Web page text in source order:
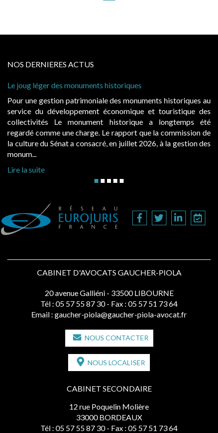
NOS DERNIERES ACTUS
historiques au
touristique des
longtemps été
la commission de
à la gestion des
Cabines de plage : le juge admet des
Evocatrices des bains de mer, les
également un beau sujet domanial.
public, elles donnent lieu au paiement
d’occupation. Saisies par des occupants
CABINET D'AVOCATS GAUCHER-PIOLA
20 avenue Galliéni - 33500 LIBOURNE
Tél : 05 57 55 87 30 - Fax : 05 57 51 73 64
Email : gaucher-piola@gaucher-piola-avocat.fr
NOUS CONTACTER
NOUS LOCALISER
CABINET SECONDAIRE
12 rue Poquelin Molière
33000 BORDEAUX
Tél : 05 57 55 87 30 - Fax : 05 57 51 73 64